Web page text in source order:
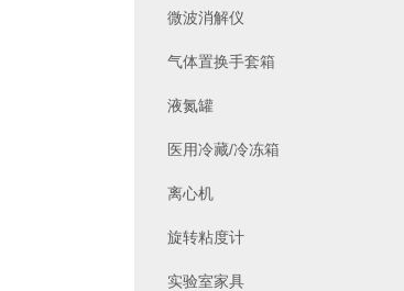
微波消解仪
气体置换手套箱
液氮罐
医用冷藏/冷冻箱
离心机
旋转粘度计
实验室家具